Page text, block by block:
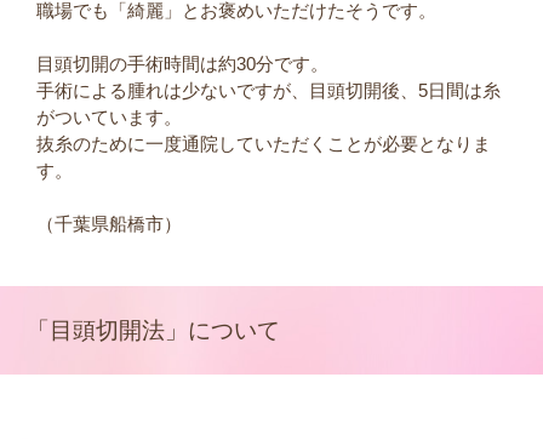
職場でも「綺麗」とお褒めいただけたそうです。
目頭切開の手術時間は約30分です。
手術による腫れは少ないですが、目頭切開後、5日間は糸
がついています。
抜糸のために一度通院していただくことが必要となりま
す。
（千葉県船橋市）
「目頭切開法」について